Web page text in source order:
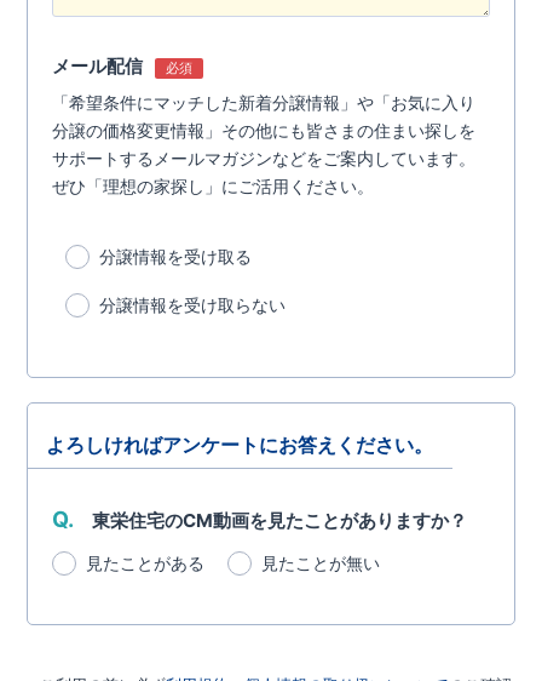
メール配信 必須
「希望条件にマッチした新着分譲情報」や「お気に入り
分譲の価格変更情報」その他にも皆さまの住まい探しを
サポートするメールマガジンなどをご案内しています。
ぜひ「理想の家探し」にご活用ください。
分譲情報を受け取る
分譲情報を受け取らない
よろしければアンケートにお答えください。
Q. 東栄住宅のCM動画を見たことがありますか？
見たことがある 見たことが無い